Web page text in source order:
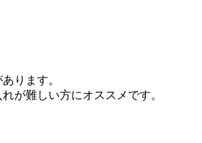
ります。
が難しい方にオススメです。